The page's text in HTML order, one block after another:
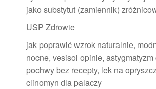
jako substytut (zamiennik)
USP Zdrowie
jak poprawić wzrok naturalnie,
nocne, vesisol opinie,
pochwy bez recepty, lek na
clinomyn dla palaczy